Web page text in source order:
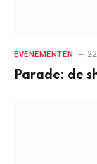
EVENEMENTEN
Parade: de